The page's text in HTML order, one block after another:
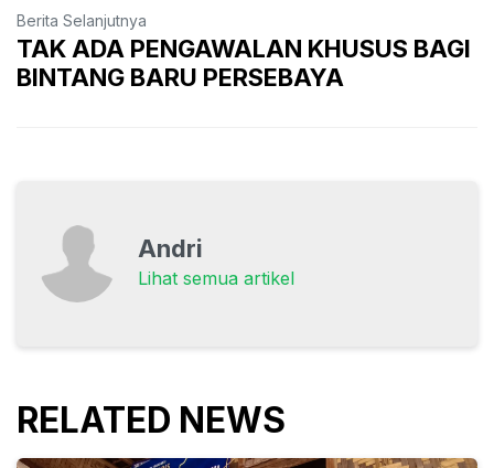
Berita Selanjutnya
TAK ADA PENGAWALAN KHUSUS BAGI
BINTANG BARU PERSEBAYA
Andri
Lihat semua artikel
RELATED NEWS